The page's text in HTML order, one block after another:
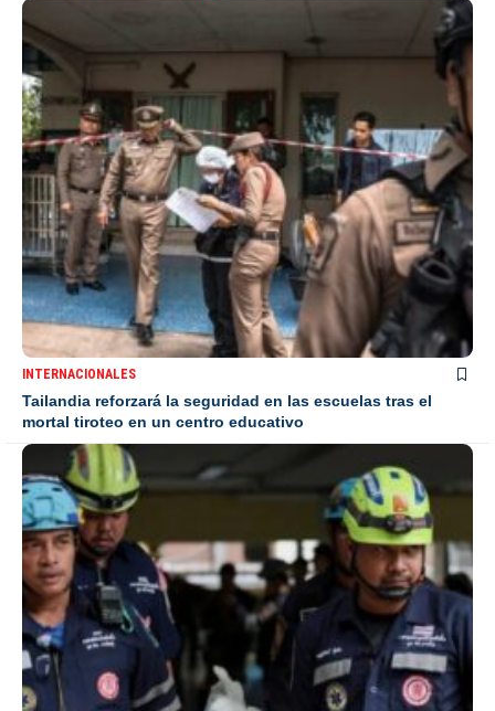
INTERNACIONALES
Tailandia reforzará la seguridad en las escuelas tras el
mortal tiroteo en un centro educativo